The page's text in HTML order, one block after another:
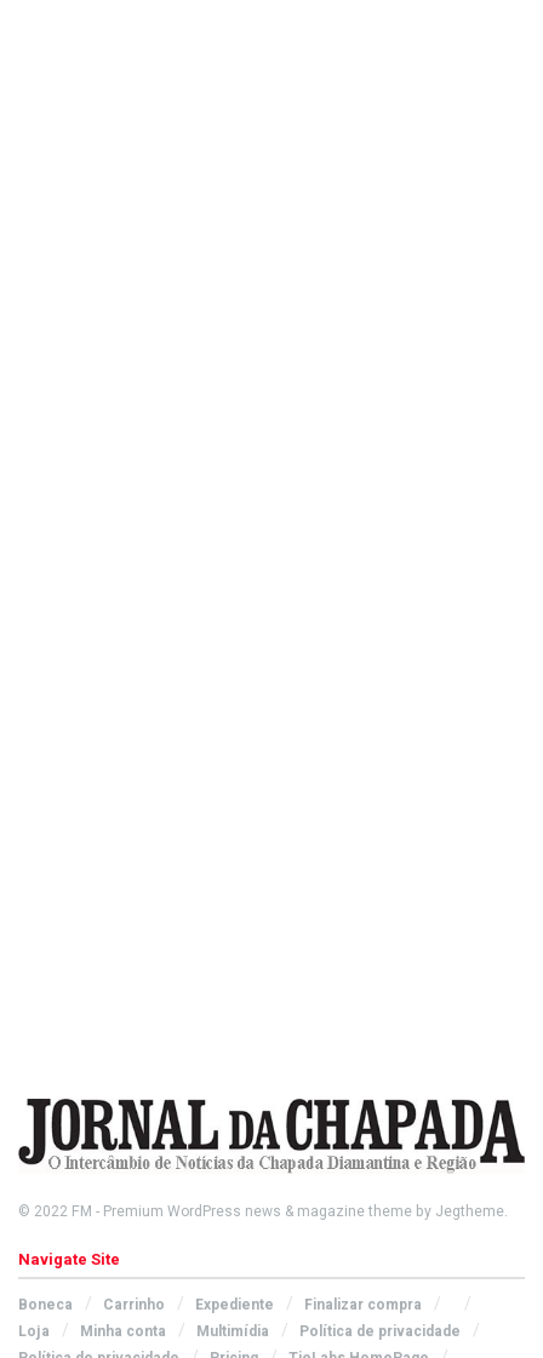
© 2022 FM - Premium WordPress news & magazine theme by Jegtheme.
Navigate Site
Boneca Carrinho Expediente
Finalizar compra
Loja
Minha conta Multimídia
Política de privacidade